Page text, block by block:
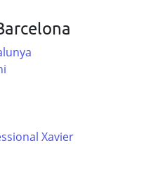
Xavier